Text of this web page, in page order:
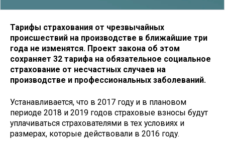
Тарифы страхования от чрезвычайных
происшествий на производстве в ближайшие три
года не изменятся. Проект закона об этом
сохраняет 32 тарифа на обязательное социальное
страхование от несчастных случаев на
производстве и профессиональных заболеваний.
Устанавливается, что в 2017 году и в плановом
периоде 2018 и 2019 годов страховые взносы будут
уплачиваться страхователями в тех условиях и
размерах, которые действовали в 2016 году.